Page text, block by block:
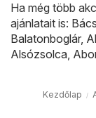
Ha még több
ajánlatait is:
Balatonboglár,
Alsózsolca,
Kezdőlap